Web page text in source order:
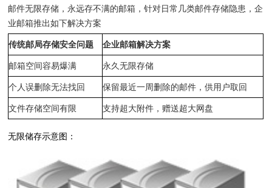
邮件无限存储，永远存不满的邮箱，针对日常几类邮件存储隐患，企
业邮箱推出如下解决方案
传统邮局存储安全问题
企业邮箱解决方案
邮箱空间容易爆满
永久无限存储
个人误删除无法找回
保留最近一周删除的邮件，供用户取回
文件存储空间有限
支持超大附件，赠送超大网盘
无限储存示意图：